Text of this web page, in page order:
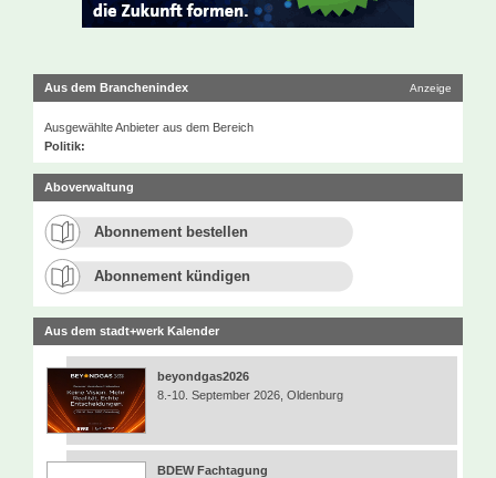
Aus dem Branchenindex Anzeige
Ausgewählte Anbieter aus dem Bereich
Politik:
Aboverwaltung
Abonnement bestellen
Abonnement kündigen
Aus dem stadt+werk Kalender
beyondgas2026
8.-10. September 2026, Oldenburg
BDEW Fachtagung